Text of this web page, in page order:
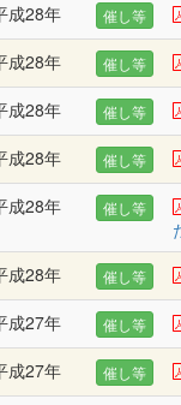
成28年
催し等
成28年
催し等
成28年
催し等
成28年
催し等
成28年
催し等
成28年
催し等
成27年
催し等
成27年
催し等